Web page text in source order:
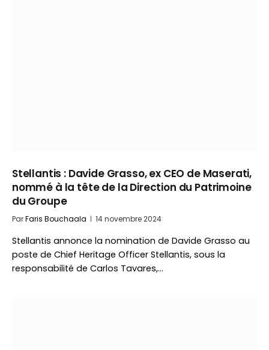
Stellantis : Davide Grasso, ex CEO de Maserati,
nommé à la tête de la Direction du Patrimoine
du Groupe
ParFaris Bouchaala 14 novembre 2024
Stellantis annonce la nomination de Davide Grasso au
poste de Chief Heritage Officer Stellantis, sous la
responsabilité de Carlos Tavares,…